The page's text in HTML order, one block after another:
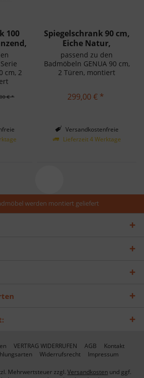
100
cm, 2
€ *
Spiegelschrank 90 cm,
Eiche Natur,
montagefertig
passend zu den
Badmöbeln GENUA 90 cm,
2 Türen, montiert
299,00 € *
Versandkostenfreie
Lieferung in Deutschland!
Lieferzeit 4 Werktage
werden montiert geliefert
VERTRAG WIDERRUFEN AGB
Kontakt
Widerrufsrecht Impressum
Mehrwertsteuer zzgl. Versandkosten und ggf.